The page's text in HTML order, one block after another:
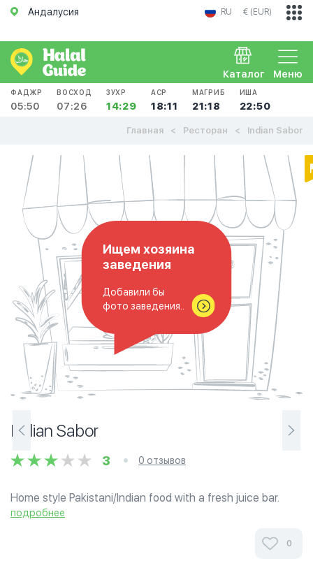
Андалусия RU € (EUR)
Меню
Каталог
ФАДЖР
05:50
ВОСХОД
07:26
ЗУХР
14:29
АСР
18:11
МАГРИБ
21:18
ИША
22:50
Главная Ресторан Indian Sabor
Ищем хозяина
заведения
Добавили бы
фото заведения..
Indian Sabor
3 0 отзывов
Home style Pakistani/Indian food with a fresh juice bar.
Located in Cristamar, Puerto Banus.
подробнее
0